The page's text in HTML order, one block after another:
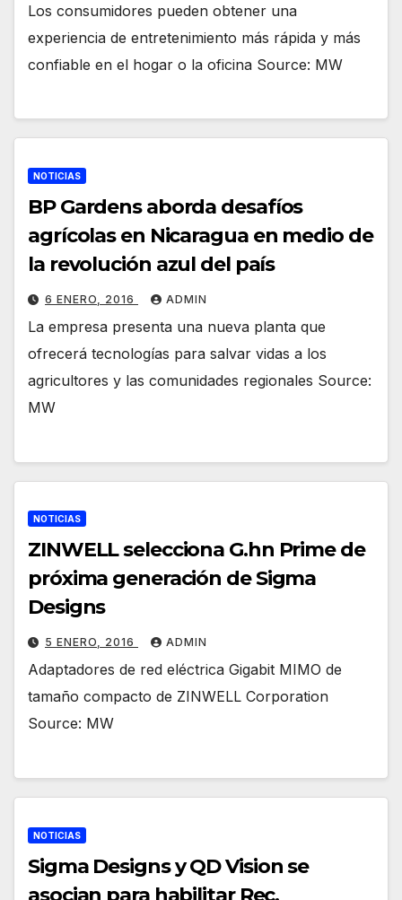
Los consumidores pueden obtener una
experiencia de entretenimiento más rápida y más
confiable en el hogar o la oficina Source: MW
NOTICIAS
BP Gardens aborda desafíos
agrícolas en Nicaragua en medio de
la revolución azul del país
6 ENERO, 2016 ADMIN
La empresa presenta una nueva planta que
ofrecerá tecnologías para salvar vidas a los
agricultores y las comunidades regionales Source:
MW
NOTICIAS
ZINWELL selecciona G.hn Prime de
próxima generación de Sigma
Designs
5 ENERO, 2016 ADMIN
Adaptadores de red eléctrica Gigabit MIMO de
tamaño compacto de ZINWELL Corporation
Source: MW
NOTICIAS
Sigma Designs y QD Vision se
asocian para habilitar Rec.